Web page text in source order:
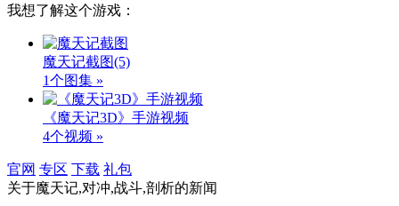
我想了解这个游戏：
魔天记截图(5)
1个图集 »
《魔天记3D》手游视频
4个视频 »
官网 专区 下载 礼包
关于魔天记,对冲,战斗,剖析的新闻